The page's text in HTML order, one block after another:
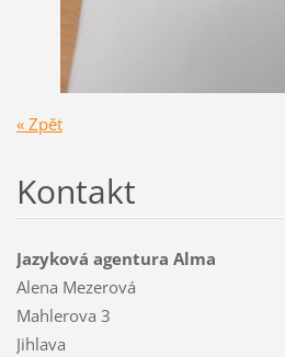
« Zpět
Kontakt
Jazyková agentura Alma
Alena Mezerová
Mahlerova 3
Jihlava